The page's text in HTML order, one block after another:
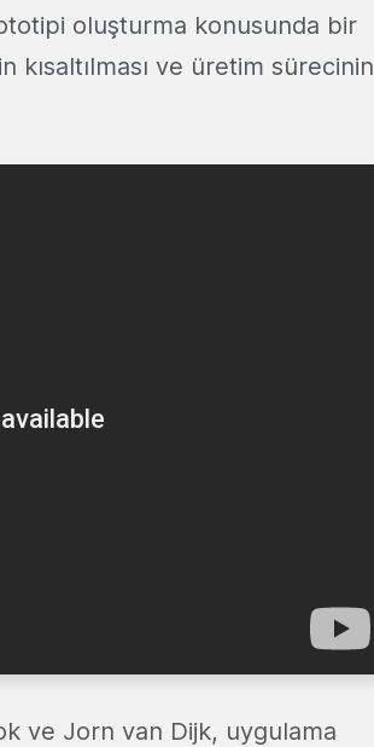
oluşturma konusunda bir
kısaltılması ve üretim sürecinin
ve Jorn van Dijk, uygulama